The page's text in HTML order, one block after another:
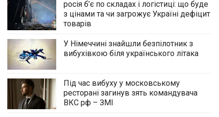
росія б’є по складах і логістиці: що буде
з цінами та чи загрожує Україні дефіцит
товарів
У Німеччині знайшли безпілотник з
вибухівкою біля українського літака
Під час вибуху у московському
ресторані загинув зять командувача
ВКС рф – ЗМІ